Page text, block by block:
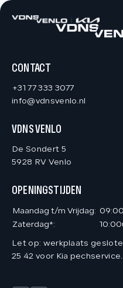
HOME
AANBOD
DIENSTEN
VACATURES
VERKOCHT
CONTACT
CONTACT
+31 77 333 3077
info@vdnsvenlo.nl
VDNS VENLO
De Sondert 5
5928 RV Venlo
OPENINGSTIJDEN
Maandag t/m Vrijdag:
Zaterdag*:
Let op: werkplaats
25 42 voor Kia pechservice.